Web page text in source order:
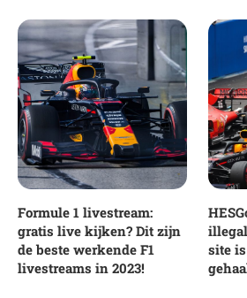
Formule 1 livestream:
gratis live kijken? Dit zijn
de beste werkende F1
livestreams in 2023!
site